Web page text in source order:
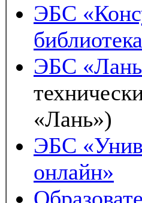
ЭБС
ЭБС
«Лань»)
ЭБС
онлайн»